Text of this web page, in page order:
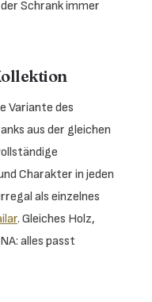
Schrank immer
Variante des
aus der gleichen
Charakter in jeden
als einzelnes
. Gleiches Holz,
alles passt